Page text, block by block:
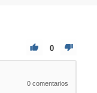
0
0 comentarios